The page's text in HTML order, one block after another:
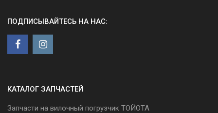
ПОДПИСЫВАЙТЕСЬ НА НАС:
КАТАЛОГ ЗАПЧАСТЕЙ
Запчасти на вилочный погрузчик ТОЙОТА